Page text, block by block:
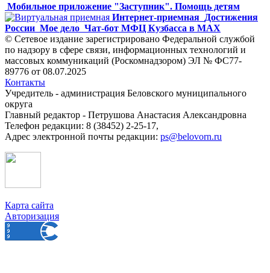
Мобильное приложение "Заступник". Помощь детям
Интернет-приемная Достижения
России Мое дело Чат-бот МФЦ Кузбасса в MAX
© Сетевое издание зарегистрировано Федеральной службой
по надзору в сфере связи, информационных технологий и
массовых коммуникаций (Роскомнадзором) ЭЛ № ФС77-
89776 от 08.07.2025
Контакты
Учредитель - администрация Беловского муниципального
округа
Главный редактор - Петрушова Анастасия Александровна
Телефон редакции: 8 (38452) 2-25-17,
Адрес электронной почты редакции: ps@belovorn.ru
Карта сайта
Авторизация